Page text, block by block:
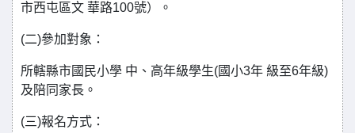
市西屯區文 華路100號）。
(二)參加對象：
所轄縣市國民小學 中、高年級學生(國小3年 級至6年級)
及陪同家長。
(三)報名方式：